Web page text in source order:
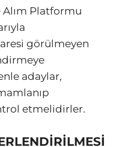
Alım Platformu
görülmeyen
adaylar,
etmelidirler.